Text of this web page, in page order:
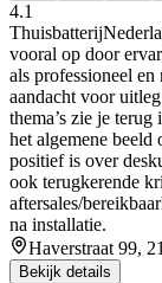
4.1
vooral op door
als professioneel en
aandacht voor
thema’s zie je
het algemene beeld
positief is over
ook terugkerende
aftersales/
na installatie.
Haverstraat 99,
Bekijk details